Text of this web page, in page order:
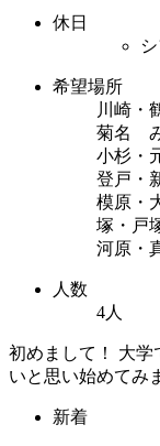
休日
希望場所
川崎
菊名
小杉・
登戸・
模原・
塚・戸
河原・
人数
4人
初めまして！ 大学
いと思い始めてみ
新着